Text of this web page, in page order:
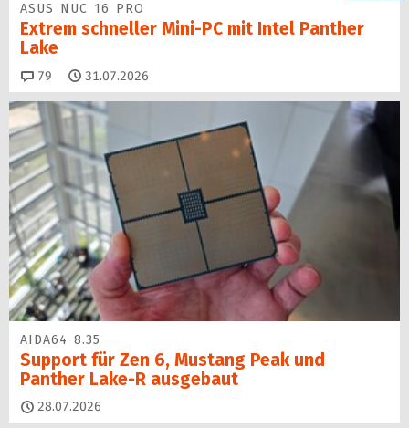
ASUS NUC 16 PRO
Extrem schneller Mini-PC mit Intel Panther
Lake
79 Kommentare
31.07.2026
AIDA64 8.35
Support für Zen 6, Mustang Peak und
Panther Lake-R ausgebaut
28.07.2026